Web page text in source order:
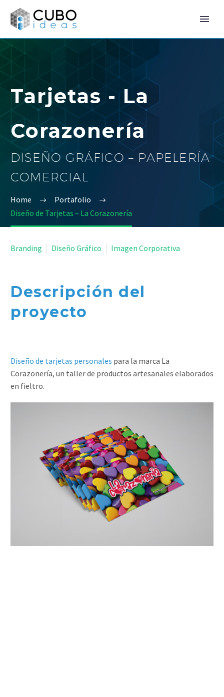
Tarjetas - La
Corazonería
DISEÑO GRÁFICO – PAPELERÍA
COMERCIAL
Home
Portafolio
Diseño de Tarjetas – La Corazonería
Branding Diseño Gráfico Imagen Corporativa
Descripción del
proyecto
Diseño de tarjetas personales para la marca La
Corazonería, un taller de productos artesanales elaborados
en fieltro.